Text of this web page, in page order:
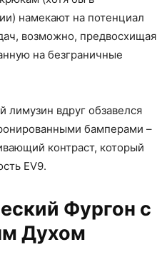
намекают на потенциал
возможно, предвосхищая
на безграничные
лимузин вдруг обзавелся
бамперами –
контраст, который
EV9.
Фургон с
Духом